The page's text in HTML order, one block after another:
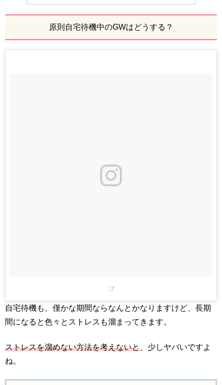
原則自宅待機中のGWはどうする？
自宅待機も、僅かな期間ならなんとかなりますけど、長期
間になると色々とストレスも溜まってきます。
ストレスを溜めない方法を考えないと 、少しヤバいですよ
ね。